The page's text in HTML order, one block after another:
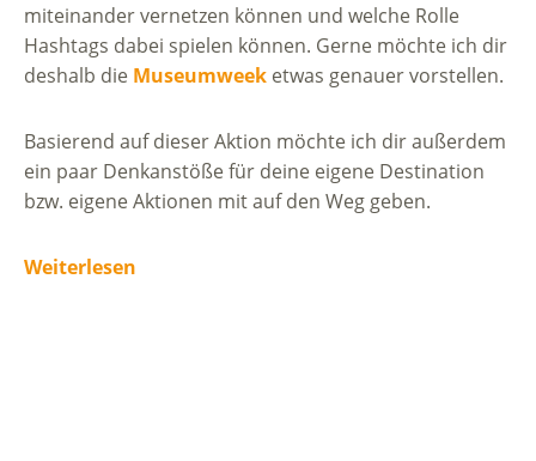
miteinander vernetzen können und welche Rolle
Hashtags dabei spielen können. Gerne möchte ich dir
deshalb die Museumweek etwas genauer vorstellen.
Basierend auf dieser Aktion möchte ich dir außerdem
ein paar Denkanstöße für deine eigene Destination
bzw. eigene Aktionen mit auf den Weg geben.
Weiterlesen